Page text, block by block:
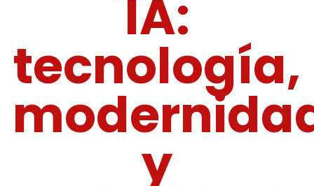
IA:
tecnología,
y